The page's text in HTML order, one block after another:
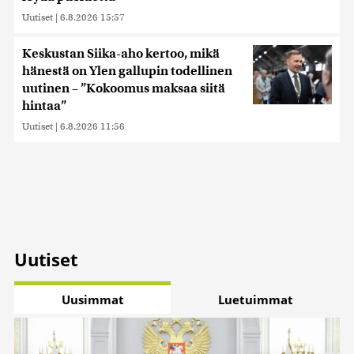
Uutiset | 6.8.2026 15:57
Keskustan Siika-aho kertoo, mikä
hänestä on Ylen gallupin todellinen
uutinen – ”Kokoomus maksaa siitä
hintaa”
Uutiset | 6.8.2026 11:56
Uutiset
Uusimmat Luetuimmat